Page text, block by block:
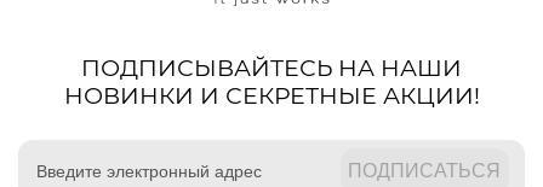
ПОДПИСЫВАЙТЕСЬ НА НАШИ
НОВИНКИ И СЕКРЕТНЫЕ АКЦИИ!